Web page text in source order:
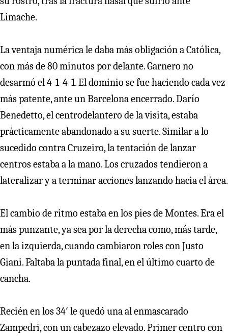
Limache.
La ventaja numérica le daba más obligación a Católica,
con más de 80 minutos por delante. Garnero no
desarmó el 4-1-4-1. El dominio se fue haciendo cada vez
más patente, ante un Barcelona encerrado. Darío
Benedetto, el centrodelantero de la visita, estaba
prácticamente abandonado a su suerte. Similar a lo
sucedido contra Cruzeiro, la tentación de lanzar
centros estaba a la mano. Los cruzados tendieron a
lateralizar y a terminar acciones lanzando hacia el área.
El cambio de ritmo estaba en los pies de Montes. Era el
más punzante, ya sea por la derecha como, más tarde,
en la izquierda, cuando cambiaron roles con Justo
Giani. Faltaba la puntada final, en el último cuarto de
cancha.
Recién en los 34′ le quedó una al enmascarado
Zampedri, con un cabezazo elevado. Primer centro con